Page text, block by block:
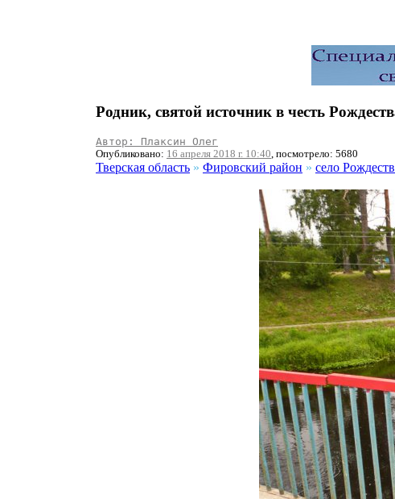
Родник, святой источник в честь
Автор: Плаксин Олег
Опубликовано: 16 апреля 2018 г. 10:40, посмотрело: 5680
Тверская область » Фировский район » село